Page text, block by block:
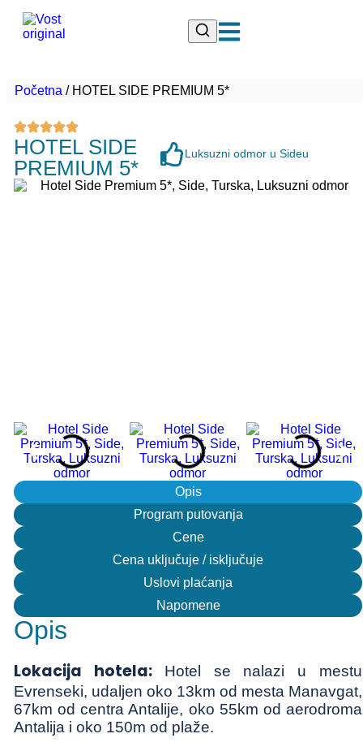
Početna / HOTEL SIDE PREMIUM 5*
HOTEL SIDE
PREMIUM 5*
Luksuzni odmor u Sideu
Opis
Program putovanja
Cene
Cena uključuje / isključuje
Uslovi plaćanja
Napomene
Opis
Lokacija hotela:
Hotel se nalazi u mestu
Evrenseki, udaljen oko 13km od mesta Manavgat,
67km od centra Antalije, oko 55km od aerodroma
Antalija i oko 150m od plaže.